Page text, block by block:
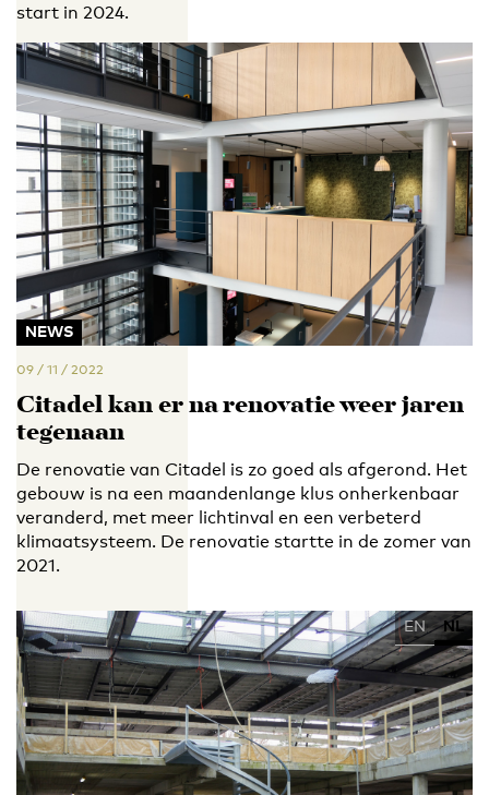
start in 2024.
NEWS
09 / 11 / 2022
Citadel kan er na renovatie weer jaren
tegenaan
De renovatie van Citadel is zo goed als afgerond. Het
gebouw is na een maandenlange klus onherkenbaar
veranderd, met meer lichtinval en een verbeterd
klimaatsysteem. De renovatie startte in de zomer van
2021.
EN NL